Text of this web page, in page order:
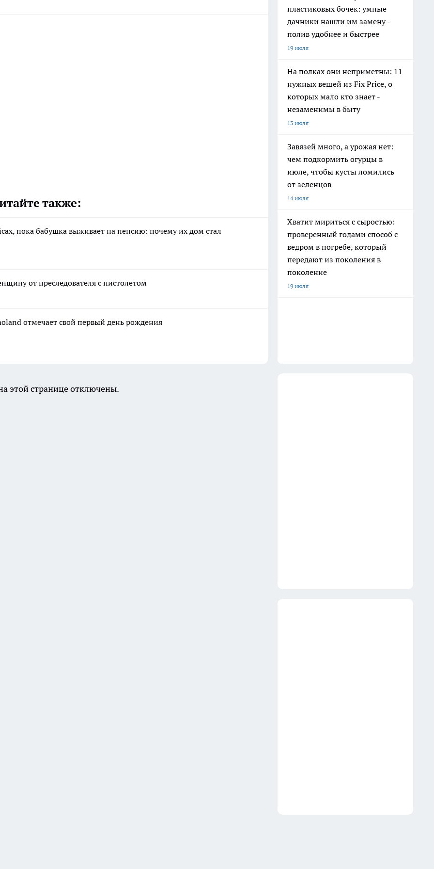
также:
пока бабушка выживает на пенсию: почему их дом стал
от преследователя с пистолетом
отмечает свой первый день рождения
пластиковых бочек: умные
дачники нашли им замену -
полив удобнее и быстрее
19 июля
На полках они неприметны: 11
нужных вещей из Fix Price, о
которых мало кто знает -
незаменимы в быту
13 июля
Завязей много, а урожая нет:
чем подкормить огурцы в
июле, чтобы кусты ломились
от зеленцов
14 июля
Хватит мириться с сыростью:
проверенный годами способ с
ведром в погребе, который
передают из поколения в
поколение
19 июля
этой странице отключены.